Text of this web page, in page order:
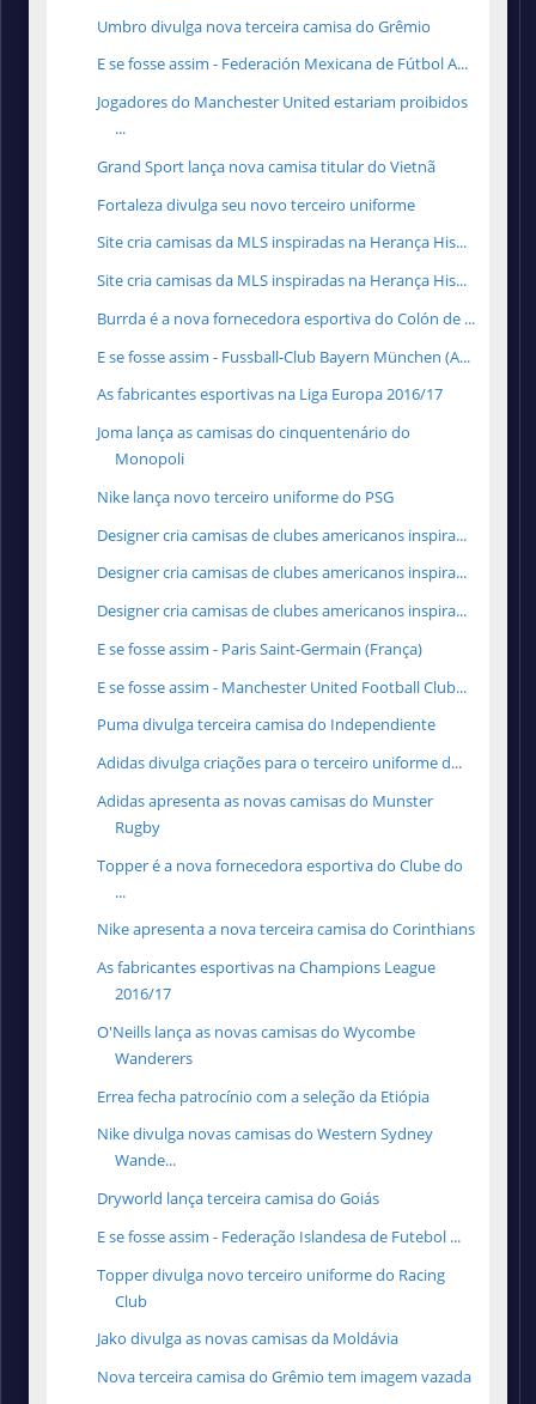
Umbro divulga nova terceira camisa do Grêmio
E se fosse assim - Federación Mexicana de Fútbol A...
Jogadores do Manchester United estariam proibidos
...
Grand Sport lança nova camisa titular do Vietnã
Fortaleza divulga seu novo terceiro uniforme
Site cria camisas da MLS inspiradas na Herança His...
Site cria camisas da MLS inspiradas na Herança His...
Burrda é a nova fornecedora esportiva do Colón de ...
E se fosse assim - Fussball-Club Bayern München (A...
As fabricantes esportivas na Liga Europa 2016/17
Joma lança as camisas do cinquentenário do
Monopoli
Nike lança novo terceiro uniforme do PSG
Designer cria camisas de clubes americanos inspira...
Designer cria camisas de clubes americanos inspira...
Designer cria camisas de clubes americanos inspira...
E se fosse assim - Paris Saint-Germain (França)
E se fosse assim - Manchester United Football Club...
Puma divulga terceira camisa do Independiente
Adidas divulga criações para o terceiro uniforme d...
Adidas apresenta as novas camisas do Munster
Rugby
Topper é a nova fornecedora esportiva do Clube do
...
Nike apresenta a nova terceira camisa do Corinthians
As fabricantes esportivas na Champions League
2016/17
O'Neills lança as novas camisas do Wycombe
Wanderers
Errea fecha patrocínio com a seleção da Etiópia
Nike divulga novas camisas do Western Sydney
Wande...
Dryworld lança terceira camisa do Goiás
E se fosse assim - Federação Islandesa de Futebol ...
Topper divulga novo terceiro uniforme do Racing
Club
Jako divulga as novas camisas da Moldávia
Nova terceira camisa do Grêmio tem imagem vazada